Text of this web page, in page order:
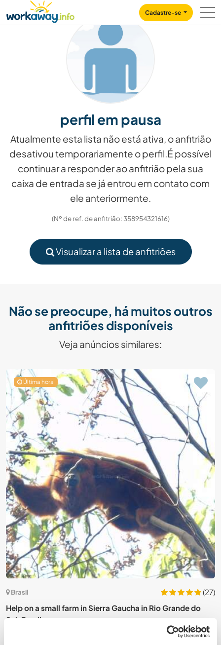
CONTENT
MAIN NAVIGATION
Cadastre-se
perfil em pausa
Atualmente esta lista não está ativa, o anfitrião
desativou temporariamente o perfil.É possível
continuar a responder ao anfitrião pela sua
caixa de entrada se já entrou em contato com
ele anteriormente.
(Nº de ref. de anfitrião: 358954321616)
Visualizar a lista de anfitriões
Não se preocupe, há muitos outros
anfitriões disponíveis
Veja anúncios similares:
Última hora
Brasil
(27)
Help on a small farm in Sierra Gaucha in Rio Grande do
Sul, Brazil